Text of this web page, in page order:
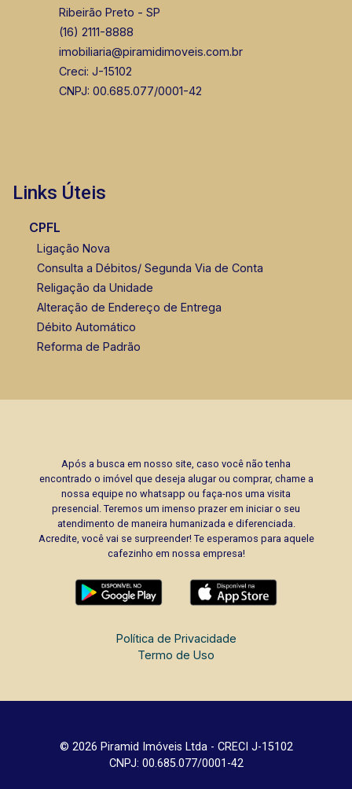
Ribeirão Preto - SP
(16) 2111-8888
imobiliaria@piramidimoveis.com.br
Creci: J-15102
CNPJ: 00.685.077/0001-42
Links Úteis
CPFL
Ligação Nova
Consulta a Débitos/ Segunda Via de Conta
Religação da Unidade
Alteração de Endereço de Entrega
Débito Automático
Reforma de Padrão
Após a busca em nosso site, caso você não tenha
encontrado o imóvel que deseja alugar ou comprar, chame a
nossa equipe no whatsapp ou faça-nos uma visita
presencial. Teremos um imenso prazer em iniciar o seu
atendimento de maneira humanizada e diferenciada.
Acredite, você vai se surpreender! Te esperamos para aquele
cafezinho em nossa empresa!
Política de Privacidade
Termo de Uso
© 2026 Piramid Imóveis Ltda - CRECI J-15102
CNPJ: 00.685.077/0001-42